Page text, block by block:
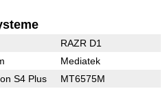
RAZR D1
Mediatek
S4 Plus MT6575M